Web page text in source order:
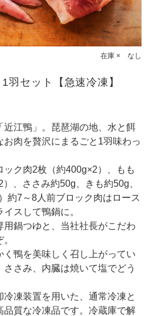
在庫 × なし
セット【急速冷凍】
江鴨」。琵琶湖の地、水と餌
お肉を贅沢にまるごと1羽味わっ
ック肉2枚（約400g×2）、もも
、ささみ約50g、きも約50g、
約7～8人前ブロック肉はロース
スして鴨鍋に。
鍋つゆと、当社社長がこだわ
鴨を美味しく召し上がってい
さみ、内臓は焼いて塩でどう
凍装置を用いた、通常冷凍と
品質な冷凍品です。冷蔵庫で解